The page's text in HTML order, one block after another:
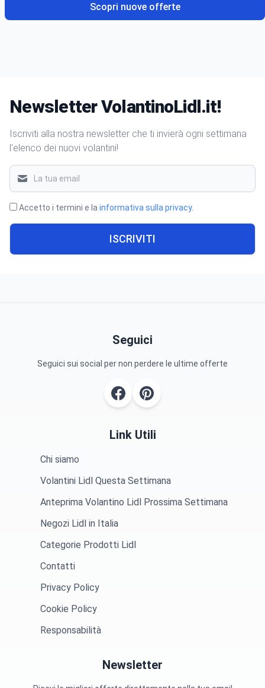
Scopri nuove offerte
Newsletter VolantinoLidl.it!
Iscriviti alla nostra newsletter che ti invierà ogni settimana
l'elenco dei nuovi volantini!
Accetto i termini e la informativa sulla privacy.
ISCRIVITI
Seguici
Seguici sui social per non perdere le ultime offerte
Link Utili
Chi siamo
Volantini Lidl Questa Settimana
Anteprima Volantino Lidl Prossima Settimana
Negozi Lidl in Italia
Categorie Prodotti Lidl
Contatti
Privacy Policy
Cookie Policy
Responsabilità
Newsletter